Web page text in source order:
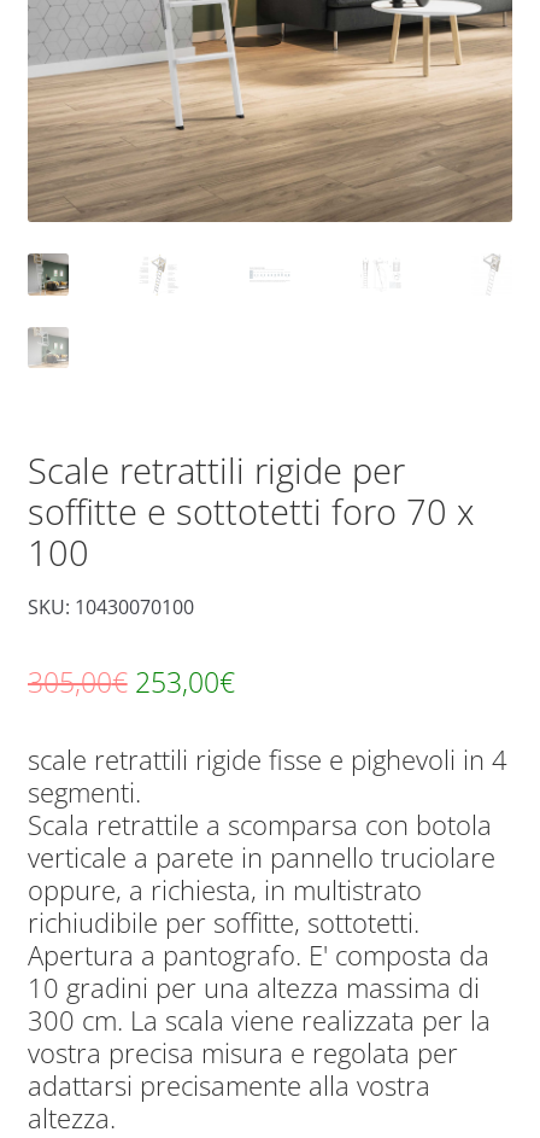
Scale retrattili rigide per
soffitte e sottotetti foro 70 x
100
SKU: 10430070100
305,00€ Il
originale
era:
305,00€.
253,00€Il
attuale
è:
253,00€.
scale retrattili rigide fisse e pighevoli in 4
segmenti.
Scala retrattile a scomparsa con botola
verticale a parete in pannello truciolare
oppure, a richiesta, in multistrato
richiudibile per soffitte, sottotetti.
Apertura a pantografo. E' composta da
10 gradini per una altezza massima di
300 cm. La scala viene realizzata per la
vostra precisa misura e regolata per
adattarsi precisamente alla vostra
altezza.